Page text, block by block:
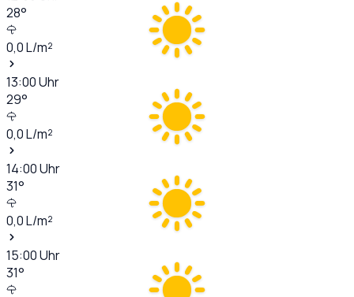
28°
0,0L/m²
13:00Uhr
29°
0,0L/m²
14:00Uhr
31°
0,0L/m²
15:00Uhr
31°